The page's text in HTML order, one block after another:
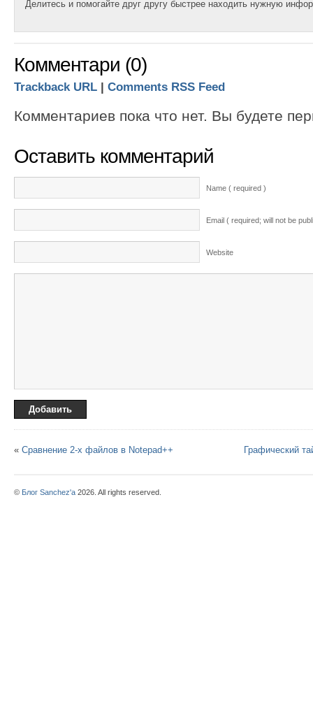
Делитесь и помогайте друг другу быстрее находить нужную
Комментари (0)
Trackback URL | Comments RSS Feed
Комментариев пока что нет. Вы будете
Оставить комментарий
Name ( required )
Email ( required; will not be
Website
« Сравнение 2-х файлов в Notepad++ Графический
© Блог Sanchez'a 2026. All rights reserved.